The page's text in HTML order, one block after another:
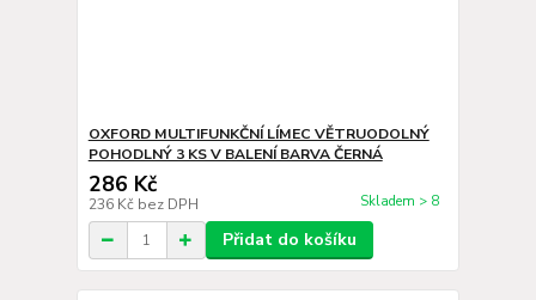
OXFORD MULTIFUNKČNÍ LÍMEC VĚTRUODOLNÝ
POHODLNÝ 3 KS V BALENÍ BARVA ČERNÁ
286 Kč
236 Kč bez DPH Skladem > 8
Přidat do košíku